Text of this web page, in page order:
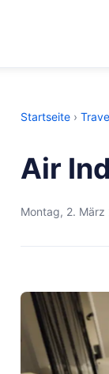
Startseite ›
Air
Montag, 2. März